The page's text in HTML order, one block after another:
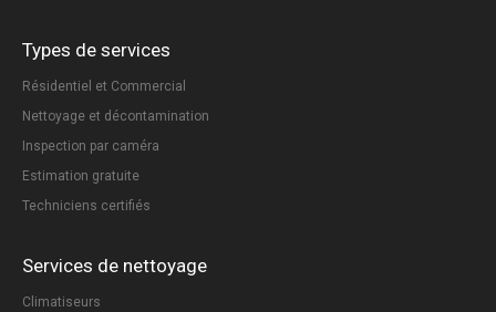
Types de services
Résidentiel et Commercial
Nettoyage et décontamination
Inspection par caméra
Estimation gratuite
Techniciens certifiés
Services de nettoyage
Climatiseurs